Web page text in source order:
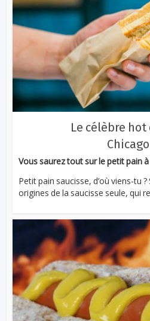
Le célèbre hot
Chicago
Vous saurez tout sur le petit pain
Petit pain saucisse, d’où viens-tu
origines de la saucisse seule, qui